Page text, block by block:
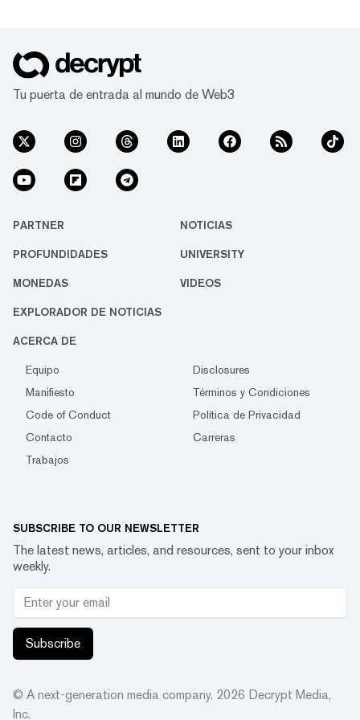
Tu puerta de entrada al mundo de Web3
PARTNER NOTICIAS
PROFUNDIDADES UNIVERSITY
MONEDAS VIDEOS
EXPLORADOR DE NOTICIAS
ACERCA DE
Equipo
Disclosures
Manifiesto
Términos y Condiciones
Code of Conduct
Política de Privacidad
Contacto
Carreras
Trabajos
SUBSCRIBE TO OUR NEWSLETTER
The latest news, articles, and resources, sent to your inbox
weekly.
Subscribe
© A next-generation media company. 2026 Decrypt Media,
Inc.